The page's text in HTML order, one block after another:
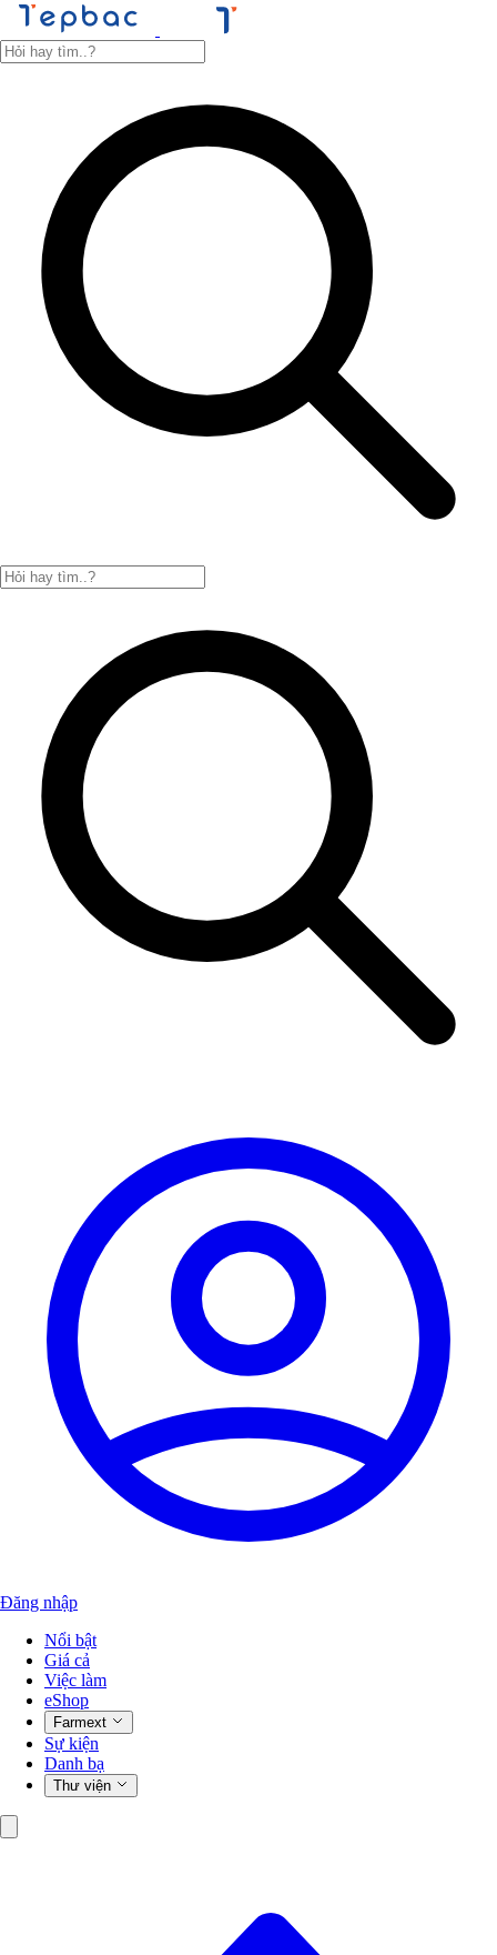
Đăng nhập
Nổi bật
Giá cả
Việc làm
eShop
Farmext
Sự kiện
Danh bạ
Thư viện